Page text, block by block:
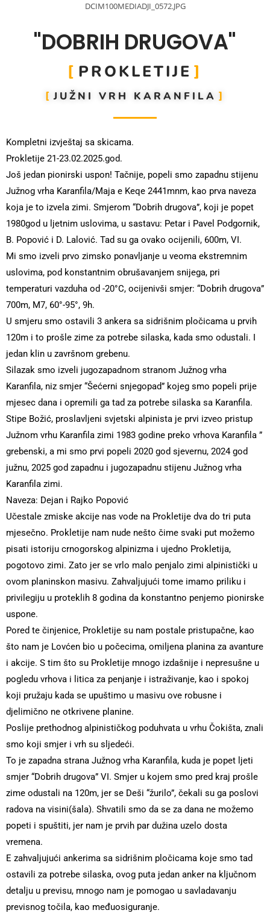
DCIM100MEDIADJI_0572.JPG
"DOBRIH DRUGOVA"
PROKLETIJE
JUŽNI VRH KARANFILA
Kompletni izvještaj sa skicama.
Prokletije 21-23.02.2025.god.
Još jedan pionirski uspon! Tačnije, popeli smo zapadnu stijenu
Južnog vrha Karanfila/Maja e Keqe 2441mnm, kao prva naveza
koja je to izvela zimi. Smjerom “Dobrih drugova”, koji je popet
1980god u ljetnim uslovima, u sastavu: Petar i Pavel Podgornik,
B. Popović i D. Lalović. Tad su ga ovako ocijenili, 600m, VI.
Mi smo izveli prvo zimsko ponavljanje u veoma ekstremnim
uslovima, pod konstantnim obrušavanjem snijega, pri
temperaturi vazduha od -20°C, ocijenivši smjer: “Dobrih drugova”
700m, M7, 60°-95°, 9h.
U smjeru smo ostavili 3 ankera sa sidrišnim pločicama u prvih
120m i to prošle zime za potrebe silaska, kada smo odustali. I
jedan klin u završnom grebenu.
Silazak smo izveli jugozapadnom stranom Južnog vrha
Karanfila, niz smjer “Šećerni snjegopad” kojeg smo popeli prije
mjesec dana i opremili ga tad za potrebe silaska sa Karanfila.
Stipe Božić, proslavljeni svjetski alpinista je prvi izveo pristup
Južnom vrhu Karanfila zimi 1983 godine preko vrhova Karanfila ”
grebenski, a mi smo prvi popeli 2020 god sjevernu, 2024 god
južnu, 2025 god zapadnu i jugozapadnu stijenu Južnog vrha
Karanfila zimi.
Naveza: Dejan i Rajko Popović
Učestale zmiske akcije nas vode na Prokletije dva do tri puta
mjesečno. Prokletije nam nude nešto čime svaki put možemo
pisati istoriju crnogorskog alpinizma i ujedno Prokletija,
pogotovo zimi. Zato jer se vrlo malo penjalo zimi alpinistički u
ovom planinskon masivu. Zahvaljujući tome imamo priliku i
privilegiju u proteklih 8 godina da konstantno penjemo pionirske
uspone.
Pored te činjenice, Prokletije su nam postale pristupačne, kao
što nam je Lovćen bio u počecima, omiljena planina za avanture
i akcije. S tim što su Prokletije mnogo izdašnije i nepresušne u
pogledu vrhova i litica za penjanje i istraživanje, kao i spokoj
koji pružaju kada se upuštimo u masivu ove robusne i
djelimično ne otkrivene planine.
Poslije prethodnog alpinističkog poduhvata u vrhu Čokišta, znali
smo koji smjer i vrh su sljedeći.
To je zapadna strana Južnog vrha Karanfila, kuda je popet ljeti
smjer “Dobrih drugova” VI. Smjer u kojem smo pred kraj prošle
zime odustali na 120m, jer se Deši “žurilo”, čekali su ga poslovi
radova na visini(šala). Shvatili smo da se za dana ne možemo
popeti i spuštiti, jer nam je prvih par dužina uzelo dosta
vremena.
E zahvaljujući ankerima sa sidrišnim pločicama koje smo tad
ostavili za potrebe silaska, ovog puta jedan anker na ključnom
detalju u previsu, mnogo nam je pomogao u savladavanju
previsnog točila, kao međuosiguranje.